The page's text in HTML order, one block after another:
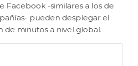
Facebook -similares a los de
pueden desplegar el
de minutos a nivel global.